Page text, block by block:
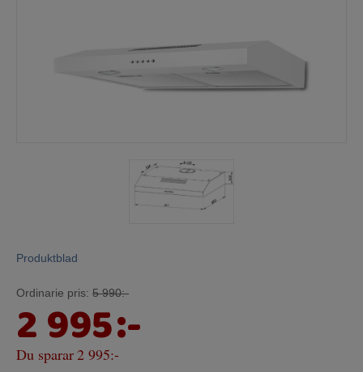
Produktblad
Ordinarie pris: 5 990:-
2 995:-
Du sparar2 995:-